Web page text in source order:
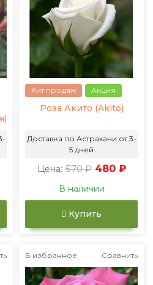
Хит продаж Акция
Роза Акито (Akito)
Доставка по Астрахани от 3-
5 дней
Цена: 570 ₽ 480 ₽
В наличии
Купить
В избранное Сравнить